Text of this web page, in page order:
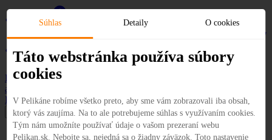
DestinácieExotické dovolenky
auta
Kontaktujte nás
Súhlas Detaily O cookies
Táto webstránka používa súbory
cookies
V Pelikáne robíme všetko preto, aby sme vám zobrazovali iba obsah,
ktorý vás zaujíma. Na to ale potrebujeme súhlas s využívaním cookies.
Tým nám umožníte používať údaje o vašom prezeraní webu
Pelikan.sk. Nebojte sa, nejedná sa o žiadny záväzok. Toto nastavenie